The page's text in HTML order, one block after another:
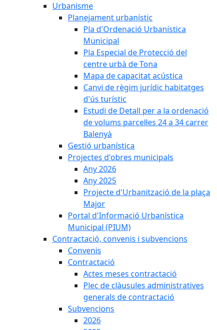
Urbanisme
Planejament urbanístic
Pla d'Ordenació Urbanística
Municipal
Pla Especial de Protecció del
centre urbà de Tona
Mapa de capacitat acústica
Canvi de règim jurídic habitatges
d'ús turístic
Estudi de Detall per a la ordenació
de volums parcel·les 24 a 34 carrer
Balenyà
Gestió urbanística
Projectes d'obres municipals
Any 2026
Any 2025
Projecte d'Urbanització de la plaça
Major
Portal d'Informació Urbanística
Municipal (PIUM)
Contractació, convenis i subvencions
Convenis
Contractació
Actes meses contractació
Plec de clàusules administratives
generals de contractació
Subvencions
2026